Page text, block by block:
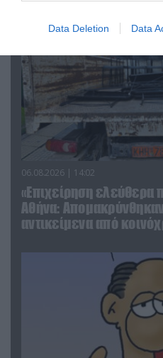
Data Deletion Data
06.08.2026 | 14:02
«Επιχείρηση ελεύθερα
Αθήνα:
αντικείμενα από